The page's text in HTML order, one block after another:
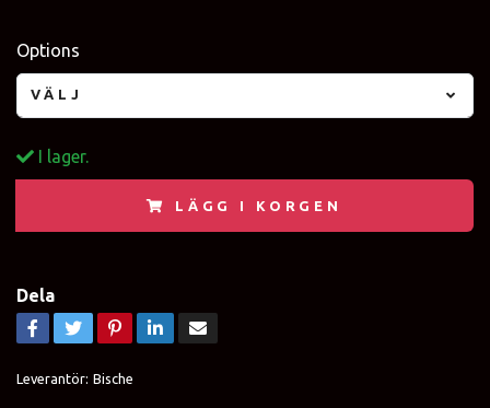
Options
VÄLJ
I lager.
LÄGG I KORGEN
Dela
Leverantör: Bische